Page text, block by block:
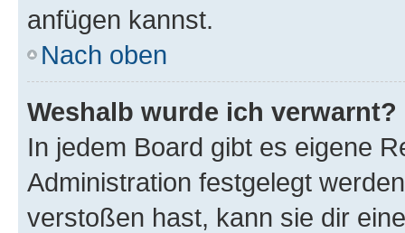
anfügen kannst.
Nach oben
Weshalb wurde ich verwarnt?
In jedem Board gibt es eigene
Administration festgelegt
verstoßen hast, kann sie dir